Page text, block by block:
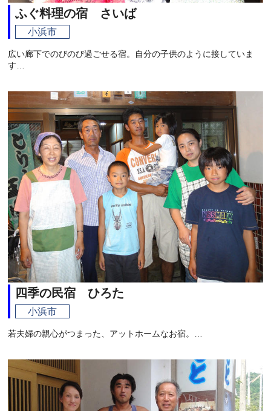
ふぐ料理の宿 さいば
小浜市
広い廊下でのびのび過ごせる宿。自分の子供のように接していま
す…
四季の民宿 ひろた
小浜市
若夫婦の親心がつまった、アットホームなお宿。…